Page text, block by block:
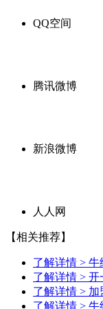
QQ空间
腾讯微博
新浪微博
人人网
【相关推荐】
了解详情 > 牛
了解详情 > 开
了解详情 > 加
了解详情 > 牛